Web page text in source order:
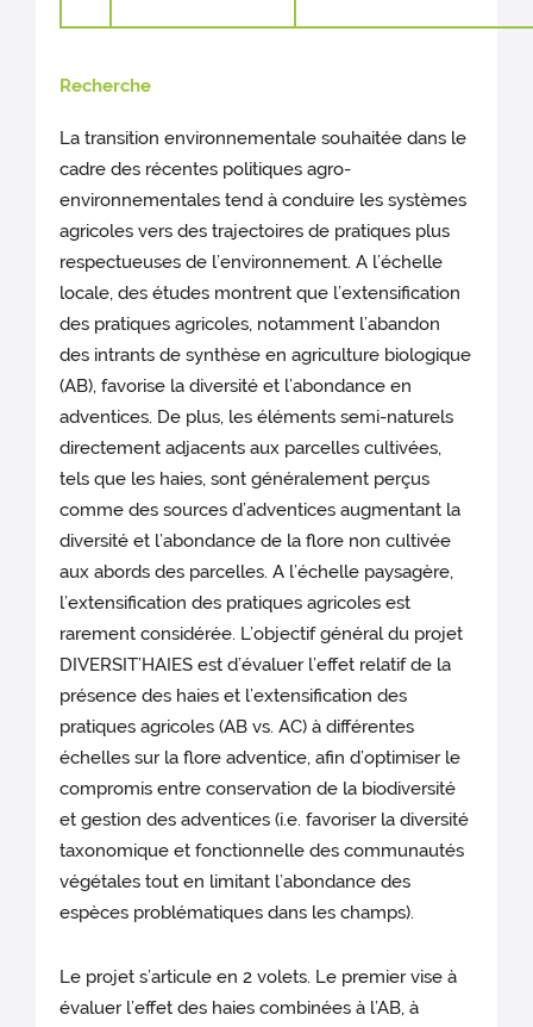
Recherche
La transition environnementale souhaitée dans le
cadre des récentes politiques agro-
environnementales tend à conduire les systèmes
agricoles vers des trajectoires de pratiques plus
respectueuses de l’environnement. A l’échelle
locale, des études montrent que l’extensification
des pratiques agricoles, notamment l’abandon
des intrants de synthèse en agriculture biologique
(AB), favorise la diversité et l’abondance en
adventices. De plus, les éléments semi-naturels
directement adjacents aux parcelles cultivées,
tels que les haies, sont généralement perçus
comme des sources d’adventices augmentant la
diversité et l’abondance de la flore non cultivée
aux abords des parcelles. A l’échelle paysagère,
l’extensification des pratiques agricoles est
rarement considérée. L’objectif général du projet
DIVERSIT’HAIES est d’évaluer l’effet relatif de la
présence des haies et l’extensification des
pratiques agricoles (AB vs. AC) à différentes
échelles sur la flore adventice, afin d’optimiser le
compromis entre conservation de la biodiversité
et gestion des adventices (i.e. favoriser la diversité
taxonomique et fonctionnelle des communautés
végétales tout en limitant l’abondance des
espèces problématiques dans les champs).
Le projet s’articule en 2 volets. Le premier vise à
évaluer l’effet des haies combinées à l’AB, à